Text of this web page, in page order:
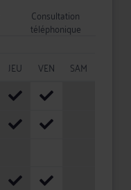
Consultation
téléphonique
JEU VEN
SAM